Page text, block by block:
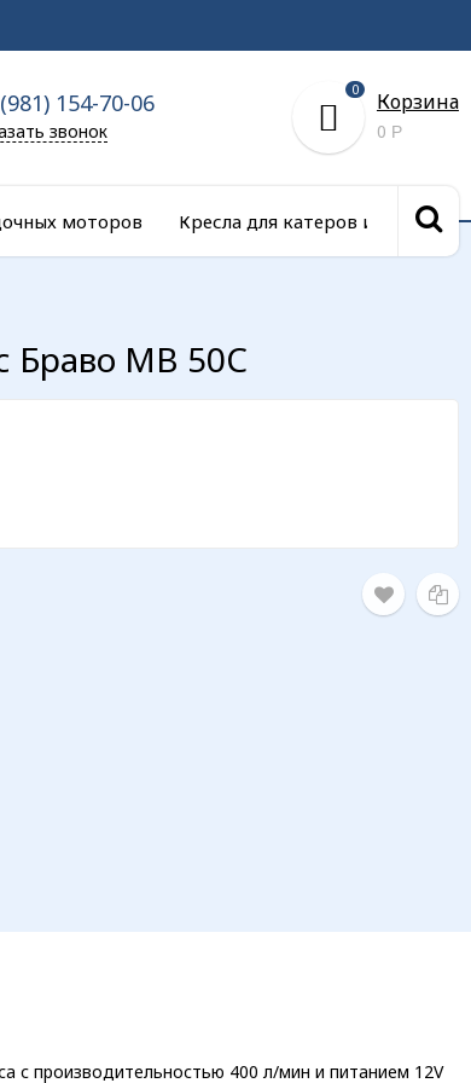
154-70-06
звонок
0 Корзина
0 Р
моторов Кресла для катеров и сиденья
Браво MB 50С
с производительностью 400 л/мин и питанием 12V